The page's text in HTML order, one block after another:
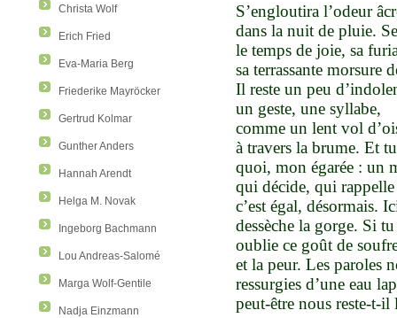
Christa Wolf
Erich Fried
Eva-Maria Berg
Friederike Mayröcker
Gertrud Kolmar
Gunther Anders
Hannah Arendt
Helga M. Novak
Ingeborg Bachmann
Lou Andreas-Salomé
Marga Wolf-Gentile
Nadja Einzmann
S’engloutira l’odeur
dans la nuit de pluie.
le temps de joie, sa
sa terrassante morsure
Il reste un peu
un geste, une syllabe,
comme un lent vol
à travers la brume. Et
quoi, mon égarée : un
qui décide, qui
c’est égal, désormais.
dessèche la gorge. Si
oublie ce goût de
et la peur. Les paroles
ressurgies d’une eau
peut-être nous reste-